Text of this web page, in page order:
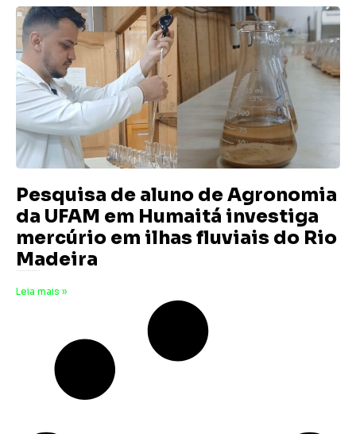
Pesquisa de aluno de Agronomia
da UFAM em Humaitá investiga
mercúrio em ilhas fluviais do Rio
Madeira
Leia mais »